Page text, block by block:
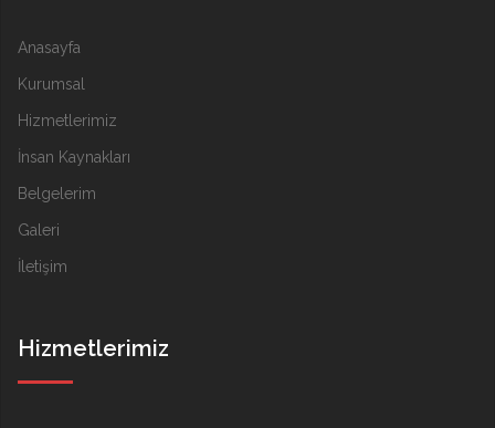
Anasayfa
Kurumsal
Hizmetlerimiz
İnsan Kaynakları
Belgelerim
Galeri
İletişim
Hizmetlerimiz